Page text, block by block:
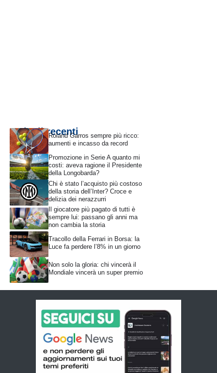
Articoli recentiRoland Garros sempre più ricco:
aumenti e incasso da record
Promozione in Serie A quanto mi
costi: aveva ragione il Presidente
della Longobarda?
Chi è stato l’acquisto più costoso
della storia dell’Inter? Croce e
delizia dei nerazzurri
Il giocatore più pagato di tutti è
sempre lui: passano gli anni ma
non cambia la storia
Tracollo della Ferrari in Borsa: la
Luce fa perdere l’8% in un giorno
Non solo la gloria: chi vincerà il
Mondiale vincerà un super premio